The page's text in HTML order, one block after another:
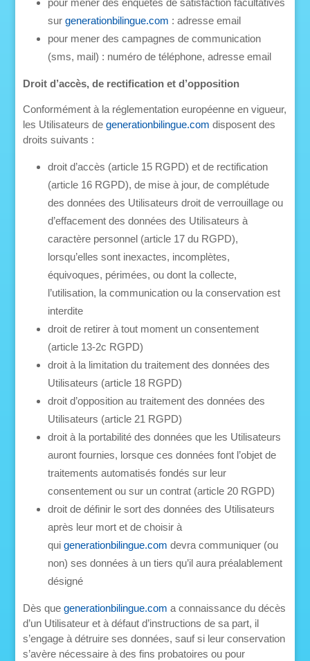
sur generationbilingue.com : adresse email
pour mener des campagnes de communication
(sms, mail) : numéro de téléphone, adresse email
Droit d’accès, de rectification et d’opposition
Conformément à la réglementation européenne en vigueur,
les Utilisateurs degenerationbilingue.com disposent des
droits suivants :
droit d’accès (article 15 RGPD) et de rectification
(article 16 RGPD), de mise à jour, de complétude
des données des Utilisateurs droit de verrouillage ou
d’effacement des données des Utilisateurs à
caractère personnel (article 17 du RGPD),
lorsqu’elles sont inexactes, incomplètes,
équivoques, périmées, ou dont la collecte,
l’utilisation, la communication ou la conservation est
interdite
droit de retirer à tout moment un consentement
(article 13-2c RGPD)
droit à la limitation du traitement des données des
Utilisateurs (article 18 RGPD)
droit d’opposition au traitement des données des
Utilisateurs (article 21 RGPD)
droit à la portabilité des données que les Utilisateurs
auront fournies, lorsque ces données font l’objet de
traitements automatisés fondés sur leur
consentement ou sur un contrat (article 20 RGPD)
droit de définir le sort des données des Utilisateurs
après leur mort et de choisir à
qui generationbilingue.com devra communiquer (ou
non) ses données à un tiers qu’il aura préalablement
désigné
Dès quegenerationbilingue.com a connaissance du décès
d’un Utilisateur et à défaut d’instructions de sa part, il
s’engage à détruire ses données, sauf si leur conservation
s’avère nécessaire à des fins probatoires ou pour